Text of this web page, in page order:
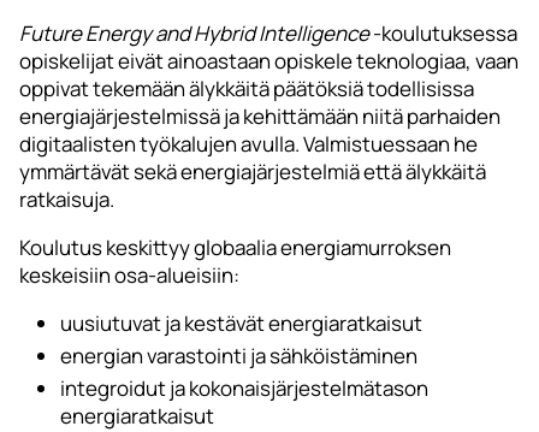
Future Energy and Hybrid Intelligence-koulutuksessa
opiskelijat eivät ainoastaan opiskele teknologiaa, vaan
oppivat tekemään älykkäitä päätöksiä todellisissa
energiajärjestelmissä ja kehittämään niitä parhaiden
digitaalisten työkalujen avulla. Valmistuessaan he
ymmärtävät sekä energiajärjestelmiä että älykkäitä
ratkaisuja.
Koulutus keskittyy globaalia energiamurroksen
keskeisiin osa-alueisiin:
uusiutuvat ja kestävät energiaratkaisut
energian varastointi ja sähköistäminen
integroidut ja kokonaisjärjestelmätason
energiaratkaisut